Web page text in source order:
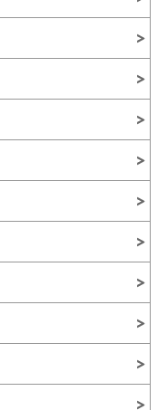
上げ
深みのある枯れ色。